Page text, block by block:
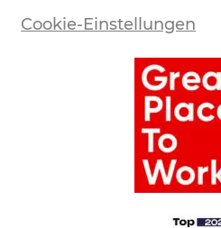
Cookie-Einstellungen